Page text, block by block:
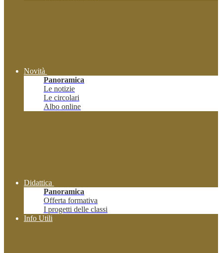
Novità
Panoramica
Le notizie
Le circolari
Albo online
Didattica
Panoramica
Offerta formativa
I progetti delle classi
Info Utili